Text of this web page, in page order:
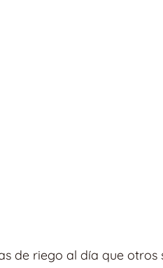
de riego al día que otros